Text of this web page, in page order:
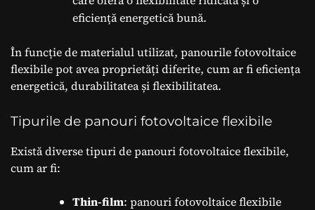
eficiență energetică bună.
În funcție de materialul utilizat, panourile fotovoltaice
flexibile pot avea proprietăți diferite, cum ar fi eficiența
energetică, durabilitatea și flexibilitatea.
Tipurile de panouri fotovoltaice flexibile
Există diverse tipuri de panouri fotovoltaice flexibile,
cum ar fi:
Thin-film: panouri fotovoltaice flexibile